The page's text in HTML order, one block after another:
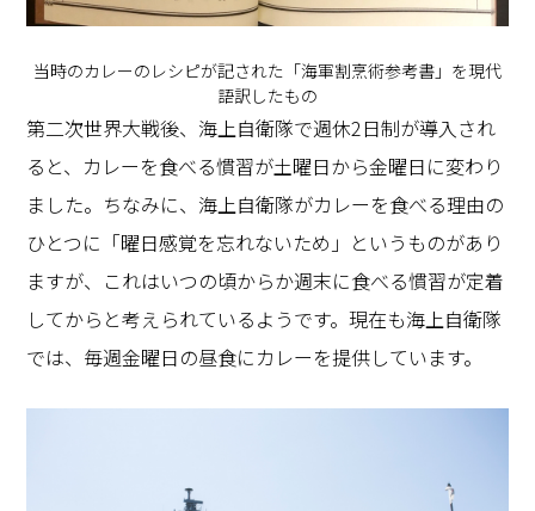
当時のカレーのレシピが記された「海軍割烹術参考書」を現代
語訳したもの
第二次世界大戦後、海上自衛隊で週休2日制が導入され
ると、カレーを食べる慣習が土曜日から金曜日に変わり
ました。ちなみに、海上自衛隊がカレーを食べる理由の
ひとつに「曜日感覚を忘れないため」というものがあり
ますが、これはいつの頃からか週末に食べる慣習が定着
してからと考えられているようです。現在も海上自衛隊
では、毎週金曜日の昼食にカレーを提供しています。